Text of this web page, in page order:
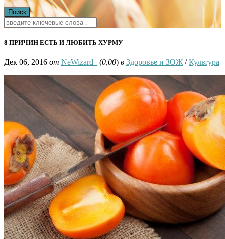
8 ПРИЧИН ЕСТЬ И ЛЮБИТЬ ХУРМУ
Дек 06, 2016 от NeWizard_ (0,00) в Здоровье и ЗОЖ /Культура